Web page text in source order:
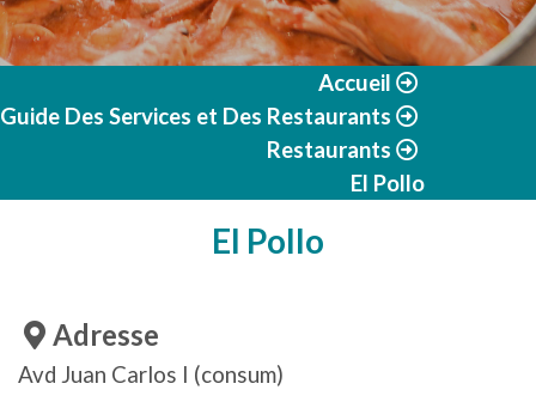
Accueil
Guide Des Services et Des Restaurants
Restaurants
El Pollo
El Pollo
Adresse
Avd Juan Carlos I (consum)